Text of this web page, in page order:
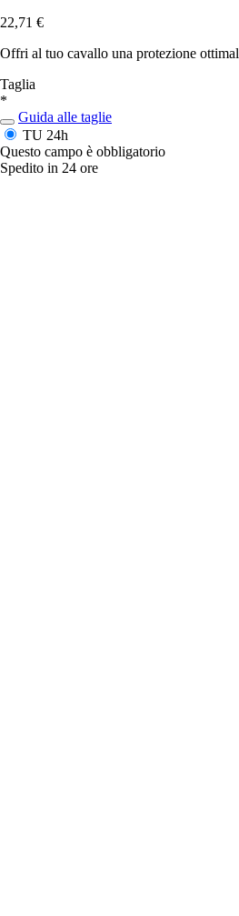
22,71 €
Offri al tuo cavallo una protezione
Taglia
*
Guida alle taglie
TU 24h
Questo campo è obbligatorio
Spedito in 24 ore